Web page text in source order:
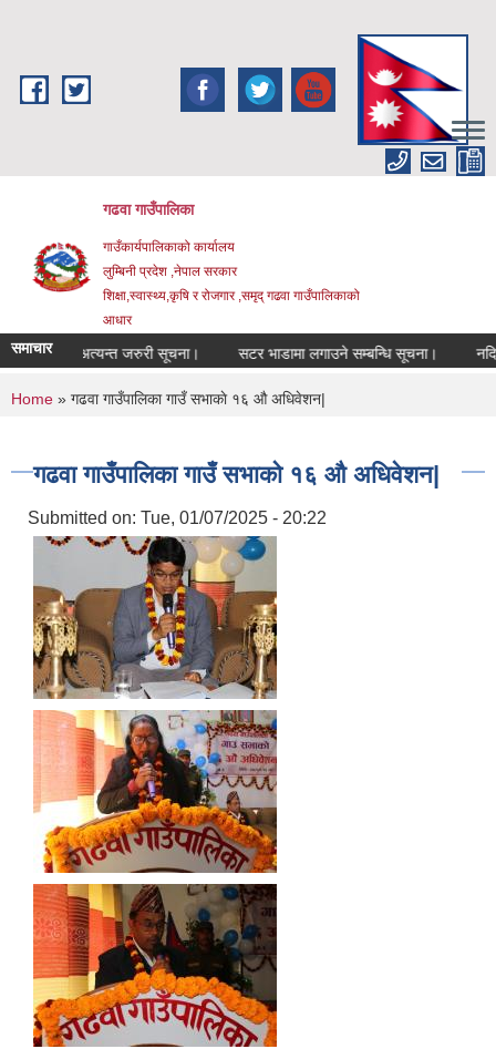
गढवा गाउँपालिका
गाउँकार्यपालिकाको कार्यालय
लुम्बिनी प्रदेश ,नेपाल सरकार
शिक्षा,स्वास्थ्य,कृषि र रोजगार ,समृद् गढवा गाउँपालिकाको
आधार
समाचारअत्यन्त जरुरी सूचना। सटर भाडामा लगाउने सम्बन्धि सूचना। नदिजन्य
You are here
Home » गढवा गाउँपालिका गाउँ सभाकाे १६ औ अधिवेशन|
गढवा गाउँपालिका गाउँ सभाकाे १६ औ अधिवेशन|
Submitted on: Tue, 01/07/2025 - 20:22